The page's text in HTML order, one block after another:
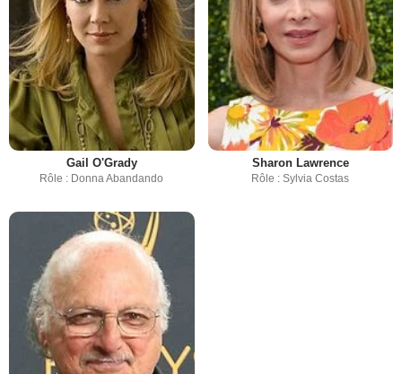
Gail O'Grady
Rôle : Donna Abandando
Sharon Lawrence
Rôle : Sylvia Costas